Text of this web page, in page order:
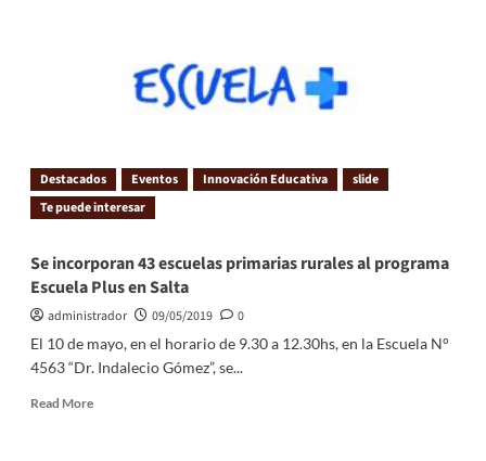
Destacados Eventos Innovación Educativa
slide
Te puede interesar
Se incorporan 43 escuelas primarias rurales al programa
Escuela Plus en Salta
administrador 09/05/2019
0
El 10 de mayo, en el horario de 9.30 a 12.30hs, en la Escuela N°
4563 “Dr. Indalecio Gómez”, se...
Read More